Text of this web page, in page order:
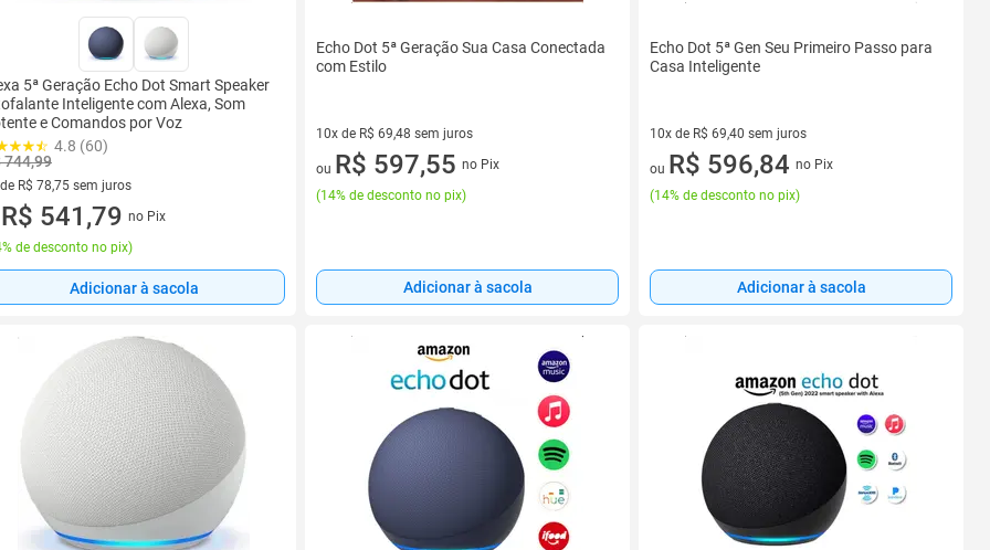
5ª Geração Echo Dot Smart Speaker
Inteligente com Alexa, Som
e Comandos por Voz
4.8 (60)
744,99
R$ 78,75 sem juros
de R$ 78,75 sem juros
R$ 541,79 no Pix
de desconto no pix)
Adicionar à sacola
Echo Dot 5ª Geração Sua Casa Conectada
com Estilo
10x de R$ 69,48 sem juros
10 vez de R$ 69,48 sem juros
ou R$ 597,55 no Pix
(14% de desconto no pix)
Adicionar à sacola
Echo Dot 5ª Gen Seu Primeiro Passo para
Casa Inteligente
10x de R$ 69,40 sem juros
10 vez de R$ 69,40 sem juros
ou R$ 596,84 no Pix
(14% de desconto no pix)
Adicionar à sacola